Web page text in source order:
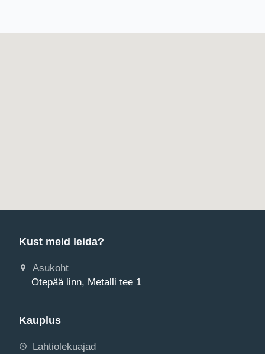
Kust meid leida?
Asukoht
Otepää linn, Metalli tee 1
Kauplus
Lahtiolekuajad